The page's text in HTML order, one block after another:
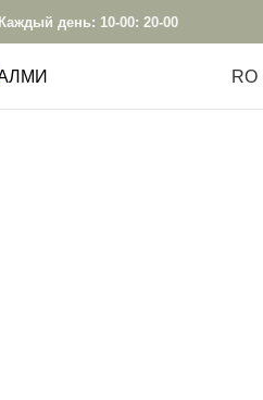
Каждый день: 10-00: 20-00
RO